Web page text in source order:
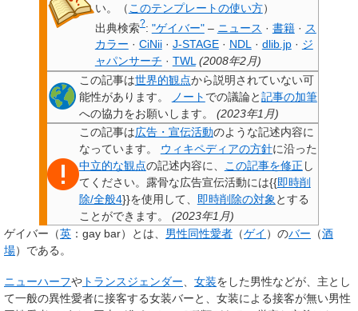
い。
（ このテンプレートの使い方）
出典検索?: "ゲイバー" – ニュース · 書籍 · ス
カラー · CiNii · J-STAGE · NDL · dlib.jp · ジ
ャパンサーチ · TWL (2008年2月)
この記事は世界的観点から説明されていない可
能性があります。
ノート での議論と記事の加筆
への協力をお願いします。
(2023年1月)
この記事は広告・宣伝活動のような記述内容に
なっています。
ウィキペディアの方針に沿った
中立的な観点の記述内容に、 この記事を修正 し
てください。露骨な広告宣伝活動には{{即時削
除/全般4}}を使用して、 即時削除の対象 とする
ことができます。
(2023年1月)
ゲイバー （英 ：gay bar）とは、 男性同性愛者 （ゲイ ）のバー （酒
場）である。
ニューハーフや トランスジェンダー、 女装をした男性などが、主とし
て一般の異性愛者に接客する女装バーと、女装による接客が無い男性